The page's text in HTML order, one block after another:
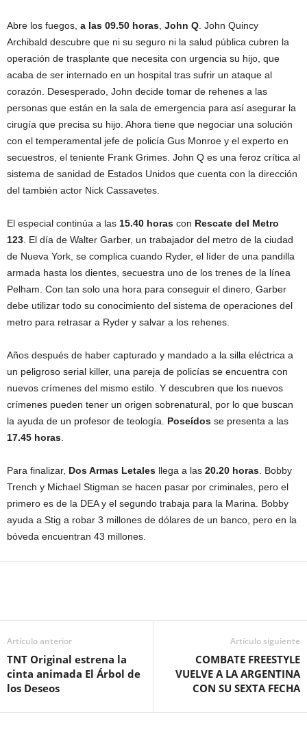
Abre los fuegos, a las 09.50 horas, John Q. John Quincy
Archibald descubre que ni su seguro ni la salud pública cubren la
operación de trasplante que necesita con urgencia su hijo, que
acaba de ser internado en un hospital tras sufrir un ataque al
corazón. Desesperado, John decide tomar de rehenes a las
personas que están en la sala de emergencia para así asegurar la
cirugía que precisa su hijo. Ahora tiene que negociar una solución
con el temperamental jefe de policía Gus Monroe y el experto en
secuestros, el teniente Frank Grimes. John Q es una feroz crítica al
sistema de sanidad de Estados Unidos que cuenta con la dirección
del también actor Nick Cassavetes.
El especial continúa a las 15.40 horas con Rescate del Metro
123. El día de Walter Garber, un trabajador del metro de la ciudad
de Nueva York, se complica cuando Ryder, el líder de una pandilla
armada hasta los dientes, secuestra uno de los trenes de la línea
Pelham. Con tan solo una hora para conseguir el dinero, Garber
debe utilizar todo su conocimiento del sistema de operaciones del
metro para retrasar a Ryder y salvar a los rehenes.
Años después de haber capturado y mandado a la silla eléctrica a
un peligroso serial killer, una pareja de policías se encuentra con
nuevos crímenes del mismo estilo. Y descubren que los nuevos
crímenes pueden tener un origen sobrenatural, por lo que buscan
la ayuda de un profesor de teología. Poseídos se presenta a las
17.45 horas.
Para finalizar, Dos Armas Letales llega a las 20.20 horas. Bobby
Trench y Michael Stigman se hacen pasar por criminales, pero el
primero es de la DEA y el segundo trabaja para la Marina. Bobby
ayuda a Stig a robar 3 millones de dólares de un banco, pero en la
bóveda encuentran 43 millones.
Artículo anterior
TNT Original estrena la
cinta animada El Árbol de
los Deseos
Artículo siguiente
COMBATE FREESTYLE
VUELVE A LA ARGENTINA
CON SU SEXTA FECHA